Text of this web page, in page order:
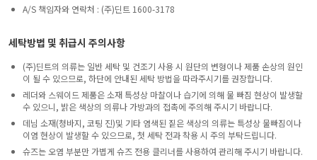
A/S 책임자와 연락처 : (주)딘트 1600-3178
세탁방법 및 취급시 주의사항
(주)딘트의 의류는 일반 세탁 및 건조기 사용 시 원단의 변형이나 제품 손상의 원인
이 될 수 있으므로, 하단에 안내된 세탁 방법을 따라주시기를 권장합니다.
레더와 스웨이드 제품은 소재 특성상 마찰이나 습기에 의해 물 빠짐 현상이 발생할
수 있으니, 밝은 색상의 의류나 가방과의 접촉에 주의해 주시기 바랍니다.
데님 소재(청바지, 코팅 진)및 기타 염색된 짙은 색상의 의류는 특성상 물빠짐이나
이염 현상이 발생할 수 있으므로, 첫 세탁 전과 착용 시 주의 부탁드립니다.
슈즈는 오염 부분만 가볍게 슈즈 전용 클리너를 사용하여 관리해 주시기 바랍니다.